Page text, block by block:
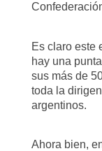
Es claro este
hay una
sus más de
toda la
argentinos.
Ahora bien,